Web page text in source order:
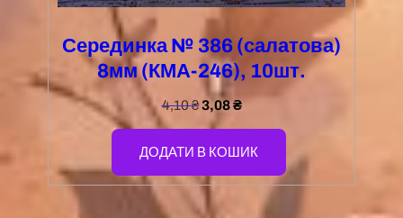
Серединка № 386 (салатова)
8мм (КМА-246), 10шт.
4,10₴ 3,08₴
ДОДАТИ В КОШИК